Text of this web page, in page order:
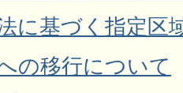
に基づく指定区
の移行について